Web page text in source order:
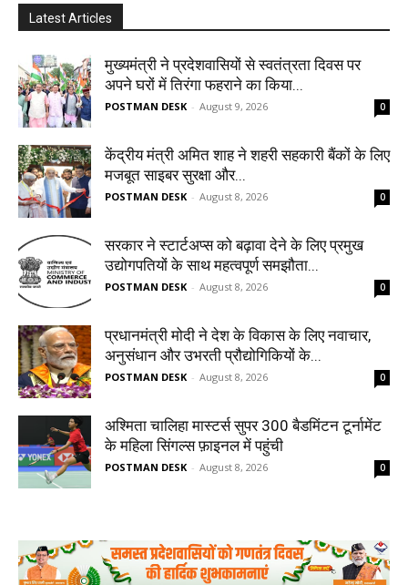
Latest Articles
मुख्यमंत्री ने प्रदेशवासियों से स्वतंत्रता दिवस पर
अपने घरों में तिरंगा फहराने का किया...
POSTMAN DESK - August 9, 2026 0
केंद्रीय मंत्री अमित शाह ने शहरी सहकारी बैंकों के लिए
मजबूत साइबर सुरक्षा और...
POSTMAN DESK - August 8, 2026 0
सरकार ने स्टार्टअप्‍स को बढ़ावा देने के लिए प्रमुख
उद्योगपतियों के साथ महत्‍वपूर्ण समझौता...
POSTMAN DESK - August 8, 2026 0
प्रधानमंत्री मोदी ने देश के विकास के लिए नवाचार,
अनुसंधान और उभरती प्रौद्योगिकियों के...
POSTMAN DESK - August 8, 2026 0
अश्मिता चालिहा मास्टर्स सुपर 300 बैडमिंटन टूर्नामेंट
के महिला सिंगल्स फ़ाइनल में पहुंची
POSTMAN DESK - August 8, 2026 0